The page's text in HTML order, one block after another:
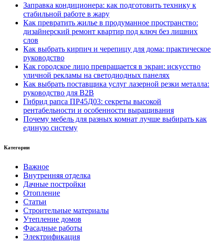
Заправка кондиционера: как подготовить технику к
стабильной работе в жару
Как превратить жилье в продуманное пространство:
дизайнерский ремонт квартир под ключ без лишних
слов
Как выбрать кирпич и черепицу для дома: практическое
руководство
Как городское лицо превращается в экран: искусство
уличной рекламы на светодиодных панелях
Как выбрать поставщика услуг лазерной резки металла:
руководство для B2B
Гибрид рапса ПР45Д03: секреты высокой
рентабельности и особенности выращивания
Почему мебель для разных комнат лучше выбирать как
единую систему
Категории
Важное
Внутренняя отделка
Дачные постройки
Отопление
Статьи
Строительные материалы
Утепление домов
Фасадные работы
Электрификация